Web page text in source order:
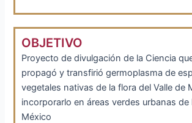
OBJETIVO
Proyecto de divulgación de la Ciencia
propagó y transfirió germoplasma de
vegetales nativas de la flora del Valle de
incorporarlo en áreas verdes urbanas de
México